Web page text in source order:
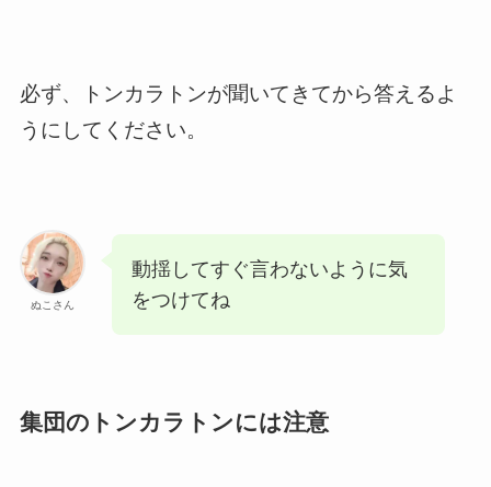
必ず、トンカラトンが聞いてきてから答えるよ
うにしてください。
ぬこさん
動揺してすぐ言わないように気
をつけてね
集団のトンカラトンには注意